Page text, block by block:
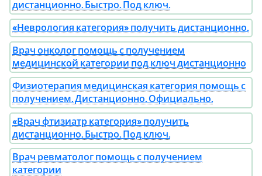
дистанционно. Быстро. Под ключ.
«Неврология категория» получить дистанционно.
Врач онколог помощь с получением
медицинской категории под ключ дистанционно
Физиотерапия медицинская категория помощь с
получением. Дистанционно. Официально.
«Врач фтизиатр категория» получить
дистанционно. Быстро. Под ключ.
Врач ревматолог помощь с получением
категории